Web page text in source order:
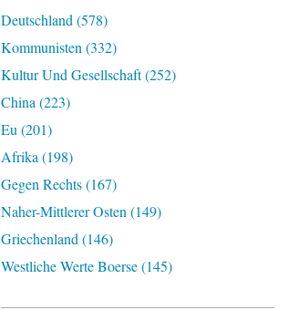
Deutschland (578)
Kommunisten (332)
Kultur Und Gesellschaft(252)
China (223)
Eu (201)
Afrika (198)
Gegen Rechts(167)
Naher-Mittlerer Osten (149)
Griechenland (146)
Westliche Werte Boerse(145)